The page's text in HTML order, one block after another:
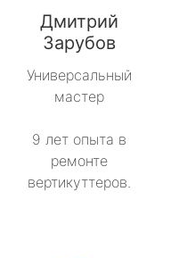
Дмитрий
Зарубов
Универсальный
мастер
9 лет опыта в
ремонте
вертикуттеров.